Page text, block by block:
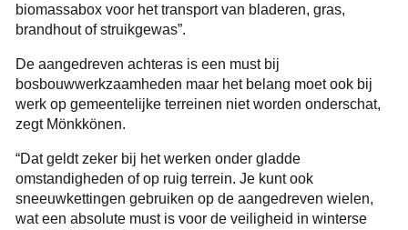
biomassabox voor het transport van bladeren, gras,
brandhout of struikgewas”.
De aangedreven achteras is een must bij
bosbouwwerkzaamheden maar het belang moet ook bij
werk op gemeentelijke terreinen niet worden onderschat,
zegt Mönkkönen.
“Dat geldt zeker bij het werken onder gladde
omstandigheden of op ruig terrein. Je kunt ook
sneeuwkettingen gebruiken op de aangedreven wielen,
wat een absolute must is voor de veiligheid in winterse